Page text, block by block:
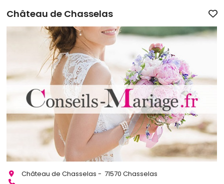
Château de Chasselas
Château de Chasselas - 71570 Chasselas